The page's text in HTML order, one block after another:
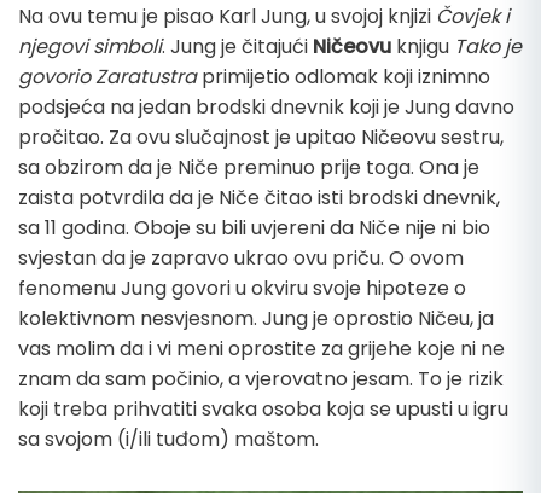
Na ovu temu je pisao Karl Jung, u svojoj knjizi Čovjek i
njegovi simboli. Jung je čitajući Ničeovu knjigu Tako je
govorio Zaratustraprimijetio odlomak koji iznimno
podsjeća na jedan brodski dnevnik koji je Jung davno
pročitao. Za ovu slučajnost je upitao Ničeovu sestru,
sa obzirom da je Niče preminuo prije toga. Ona je
zaista potvrdila da je Niče čitao isti brodski dnevnik,
sa 11 godina. Oboje su bili uvjereni da Niče nije ni bio
svjestan da je zapravo ukrao ovu priču. O ovom
fenomenu Jung govori u okviru svoje hipoteze o
kolektivnom nesvjesnom. Jung je oprostio Ničeu, ja
vas molim da i vi meni oprostite za grijehe koje ni ne
znam da sam počinio, a vjerovatno jesam. To je rizik
koji treba prihvatiti svaka osoba koja se upusti u igru
sa svojom (i/ili tuđom) maštom.